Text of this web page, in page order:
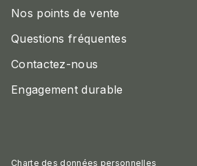
Nos points de vente
Questions fréquentes
Contactez-nous
Engagement durable
Charte des données personnelles